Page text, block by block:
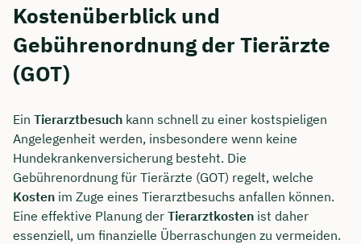
Kostenüberblick und
Gebührenordnung der Tierärzte
(GOT)
Ein Tierarztbesuch kann schnell zu einer kostspieligen
Angelegenheit werden, insbesondere wenn keine
Hundekrankenversicherung besteht. Die
Gebührenordnung für Tierärzte (GOT) regelt, welche
Kosten im Zuge eines Tierarztbesuchs anfallen können.
Eine effektive Planung der Tierarztkosten ist daher
essenziell, um finanzielle Überraschungen zu vermeiden.